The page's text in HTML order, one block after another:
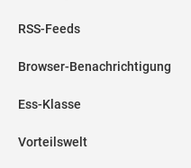
RSS-Feeds
Browser-Benachrichtigung
Ess-Klasse
Vorteilswelt